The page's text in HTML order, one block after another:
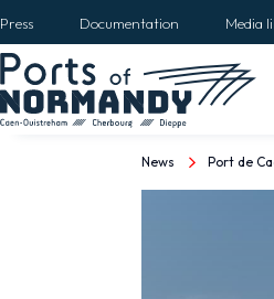
Skip
to
main
content
Press Documentation Media
News Port de